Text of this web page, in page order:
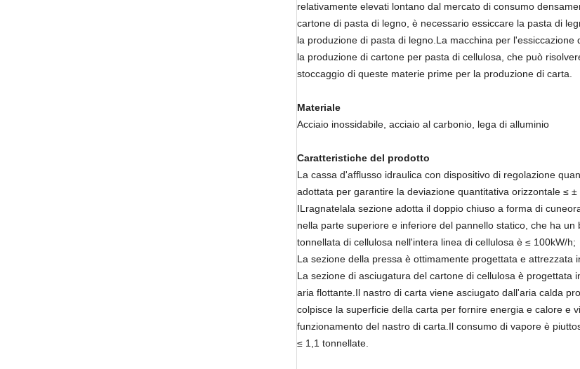
relativamente elevati lontano dal mercato di consumo
cartone di pasta di legno, è necessario essiccare la pasta di
la produzione di pasta di legno.La macchina per
la produzione di cartone per pasta di cellulosa, che può
stoccaggio di queste materie prime per la produzione di carta.
Materiale
Acciaio inossidabile, acciaio al carbonio, lega di alluminio
Caratteristiche del prodotto
La cassa d'afflusso idraulica con dispositivo di regolazione
adottata per garantire la deviazione quantitativa orizzontale ≤ ±
IL ragnatelala sezione adotta il doppio chiuso a forma di cuneo
nella parte superiore e inferiore del pannello statico, che ha
tonnellata di cellulosa nell'intera linea di cellulosa è ≤ 100kW/h;
La sezione della pressa è ottimamente progettata e attrezzata
La sezione di asciugatura del cartone di cellulosa è progettata
aria flottante.Il nastro di carta viene asciugato dall'aria calda
colpisce la superficie della carta per fornire energia e calore e
funzionamento del nastro di carta.Il consumo di vapore è
≤ 1,1 tonnellate.